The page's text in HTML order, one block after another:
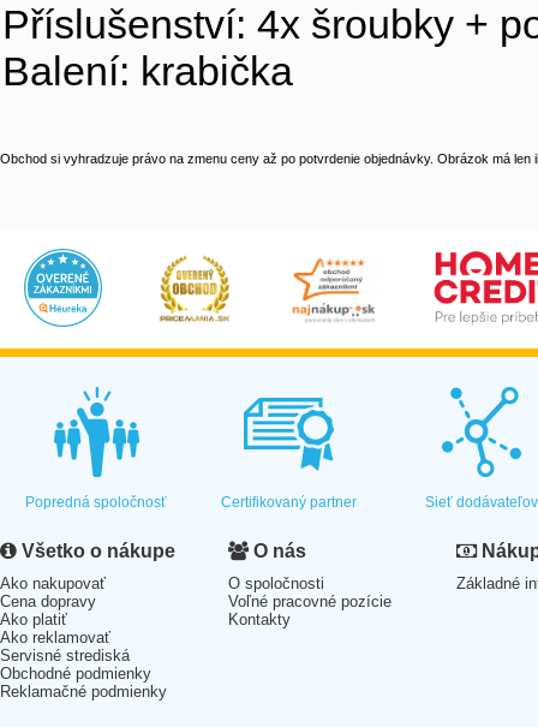
Příslušenství: 4x šroubky +
Balení: krabička
Obchod si vyhradzuje právo na zmenu ceny až po potvrdenie objednávky. Obrázok má len
Popredná spoločnosť Certifikovaný partner Sieť dodávateľov
Všetko o nákupe
Ako nakupovať
Cena dopravy
Ako platiť
Ako reklamovať
Servisné strediská
Obchodné podmienky
Reklamačné podmienky
O nás
O spoločnosti
Voľné pracovné pozície
Kontakty
Základné